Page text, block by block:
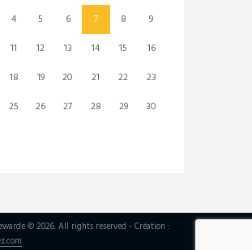
4 5 6 7 8
9
11 12 13 14 15
16
18 19 20 21 22
23
25 26 27 28 29
30
© 2026. All rights reserved - Création :